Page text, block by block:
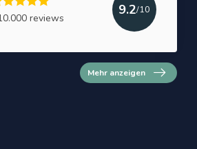
reviews
9.2/10
Mehr anzeigen